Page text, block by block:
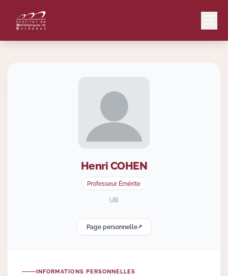
Henri COHEN
Professeur Émérite
UB
Page personnelle↗
INFORMATIONS PERSONNELLES